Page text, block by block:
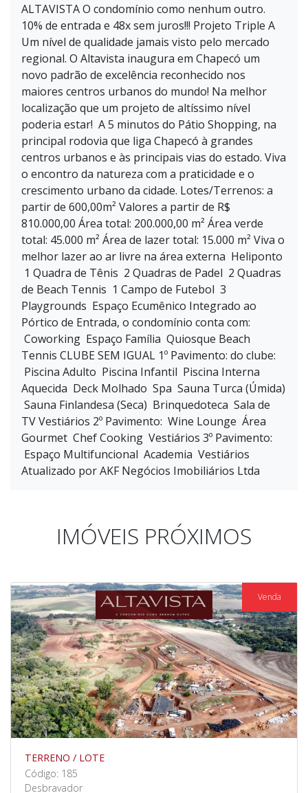
ALTAVISTA O condomínio como nenhum outro.
10% de entrada e 48x sem juros!!! Projeto Triple A
Um nível de qualidade jamais visto pelo mercado
regional. O Altavista inaugura em Chapecó um
novo padrão de excelência reconhecido nos
maiores centros urbanos do mundo! Na melhor
localização que um projeto de altíssimo nível
poderia estar! A 5 minutos do Pátio Shopping, na
principal rodovia que liga Chapecó à grandes
centros urbanos e às principais vias do estado. Viva
o encontro da natureza com a praticidade e o
crescimento urbano da cidade. Lotes/Terrenos: a
partir de 600,00m² Valores a partir de R$
810.000,00 Área total: 200.000,00 m² Área verde
total: 45.000 m² Área de lazer total: 15.000 m² Viva o
melhor lazer ao ar livre na área externa Heliponto
1 Quadra de Tênis 2 Quadras de Padel 2 Quadras
de Beach Tennis 1 Campo de Futebol 3
Playgrounds Espaço Ecumênico Integrado ao
Pórtico de Entrada, o condomínio conta com:
Coworking Espaço Família Quiosque Beach
Tennis CLUBE SEM IGUAL 1º Pavimento: do clube:
Piscina Adulto Piscina Infantil Piscina Interna
Aquecida Deck Molhado Spa Sauna Turca (Úmida)
Sauna Finlandesa (Seca) Brinquedoteca Sala de
TV Vestiários 2º Pavimento: Wine Lounge Área
Gourmet Chef Cooking Vestiários 3º Pavimento:
Espaço Multifuncional Academia Vestiários
Atualizado por AKF Negócios Imobiliários Ltda
IMÓVEIS PRÓXIMOS
Venda
TERRENO / LOTE
Código: 185
Desbravador